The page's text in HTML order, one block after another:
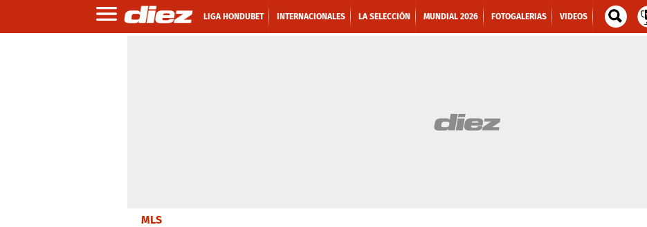
LIGA HONDUBET INTERNACIONALES LA SELECCIÓN MUNDIAL 2026 FOTOGALERIAS VIDEOS
MLS